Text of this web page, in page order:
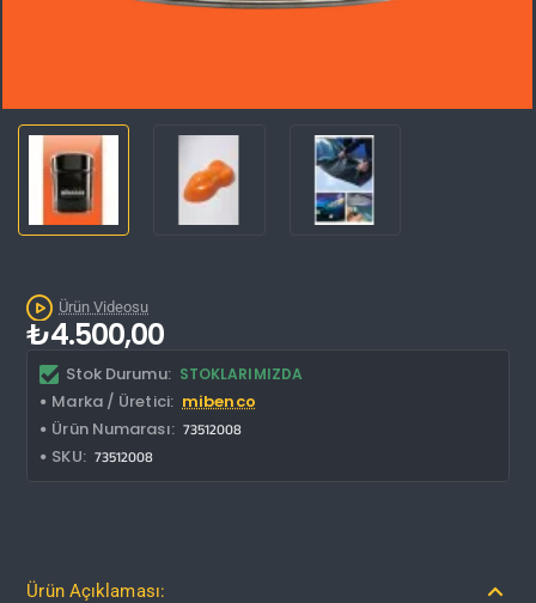
Ürün Videosu
Stok Durumu: STOKLARIMIZDA
Marka / Üretici: mibenco
Ürün Numarası: 73512008
SKU: 73512008
₺4.500,00
Ürün Açıklaması: